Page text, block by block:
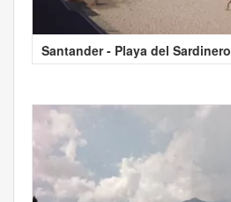
Santander - Playa del Sardinero